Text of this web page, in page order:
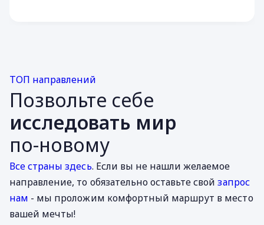
ТОП направлений
Позвольте себе
исследовать мир
по-новому
Все страны здесь. Если вы не нашли желаемое
направление, то обязательно оставьте свойзапрос
нам - мы проложим комфортный маршрут в место
вашей мечты!